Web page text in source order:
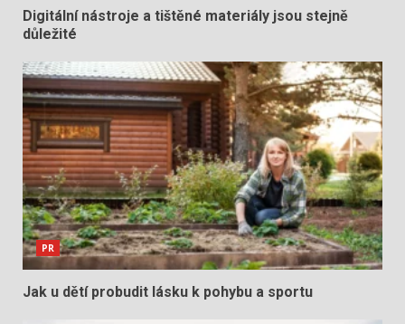
Digitální nástroje a tištěné materiály jsou stejně
důležité
PR
Jak u dětí probudit lásku k pohybu a sportu